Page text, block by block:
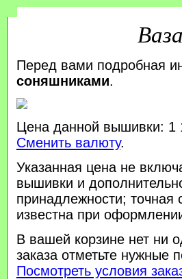
Перед вами подробная
соняшниками.
Цена данной вышивки: 1
Сменить валюту.
Указанная цена не
вышивки и
принадлежности; точная
известна при
В вашей корзине нет ни
заказа отметьте нужные
Посмотреть условия